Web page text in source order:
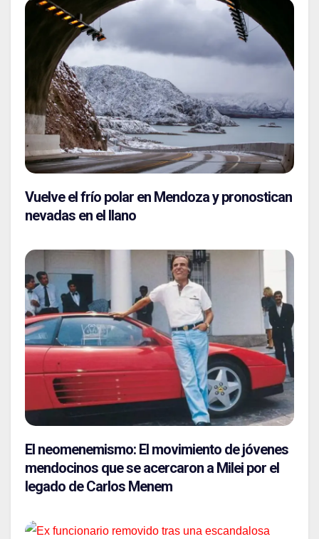
Vuelve el frío polar en Mendoza y pronostican
nevadas en el llano
El neomenemismo: El movimiento de jóvenes
mendocinos que se acercaron a Milei por el
legado de Carlos Menem